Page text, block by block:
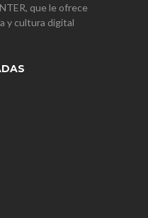
que le ofrece
y cultura digital